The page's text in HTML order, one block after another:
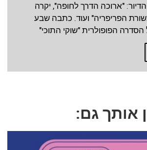
"ארוכה הדרך לחופה", יקרה
הפריפריה" ועוד. כתבה שבע
הסדרה הפופולרית "שוקי התוכי"
אותך גם: